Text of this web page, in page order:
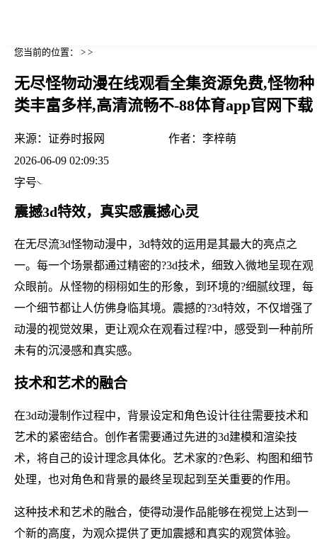
您当前的位置： > >
无尽怪物动漫在线观看全集资源免费,怪物种
类丰富多样,高清流畅不-88体育app官网下载
来源： 证券时报网 作者： 李梓萌
2026-06-09 02:09:35
字号
震撼3d特效，真实感震撼心灵
在无尽流3d怪物动漫中，3d特效的运用是其最大的亮点之
一。每一个场景都通过精密的?3d技术，细致入微地呈现在观
众眼前。从怪物的栩栩如生的形象，到环境的?细腻纹理，每
一个细节都让人仿佛身临其境。震撼的?3d特效，不仅增强了
动漫的视觉效果，更让观众在观看过程?中，感受到一种前所
未有的沉浸感和真实感。
技术和艺术的融合
在3d动漫制作过程中，背景设定和角色设计往往需要技术和
艺术的紧密结合。创作者需要通过先进的3d建模和渲染技
术，将自己的设计理念具体化。艺术家的?色彩、构图和细节
处理，也对角色和背景的最终呈现起到至关重要的作用。
这种技术和艺术的融合，使得动漫作品能够在视觉上达到一
个新的高度，为观众提供了更加震撼和真实的观赏体验。